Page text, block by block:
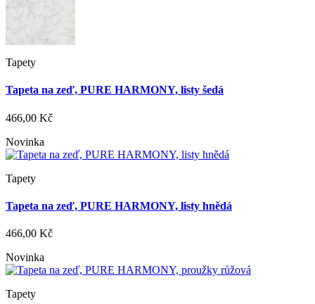
Tapety
Tapeta na zeď, PURE HARMONY, listy šedá
466,00 Kč
Novinka
Tapety
Tapeta na zeď, PURE HARMONY, listy hnědá
466,00 Kč
Novinka
Tapety